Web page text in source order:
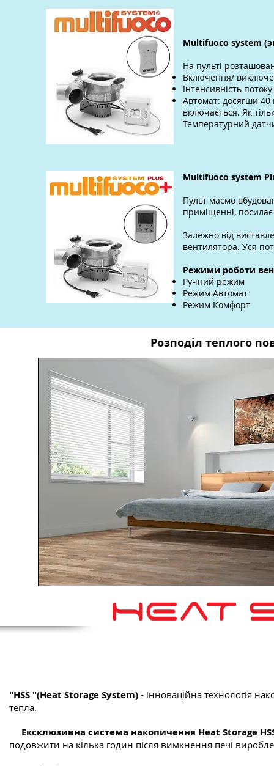
Multifuoco system (
На пульті
Включення/
Інтенсивність
Автомат: досягши 40
включається. Як
Температурний
Multifuoco system
Пульт маємо
приміщенні,
Залежно від
вентилятора. Уся
Режими роботи
Ручний режим
Режим Автомат
Режим Комфорт
Розподіл теплого
"HSS "(Heat Storage System) - інноваційна технологія
тепла.
Ексклюзивна система накопичення Heat Storage
подовжити на кілька годин після вимкнення печі